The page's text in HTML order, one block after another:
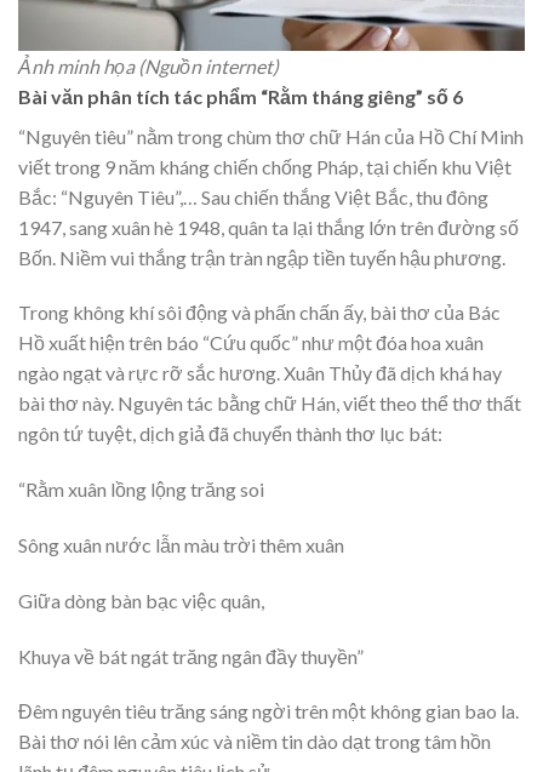
Ảnh minh họa (Nguồn internet)
Bài văn phân tích tác phẩm “Rằm tháng giêng” số 6
“Nguyên tiêu” nằm trong chùm thơ chữ Hán của Hồ Chí Minh
viết trong 9 năm kháng chiến chống Pháp, tại chiến khu Việt
Bắc: “Nguyên Tiêu”,… Sau chiến thắng Việt Bắc, thu đông
1947, sang xuân hè 1948, quân ta lại thắng lớn trên đường số
Bốn. Niềm vui thắng trận tràn ngập tiền tuyến hậu phương.
Trong không khí sôi động và phấn chấn ấy, bài thơ của Bác
Hồ xuất hiện trên báo “Cứu quốc” như một đóa hoa xuân
ngào ngạt và rực rỡ sắc hương. Xuân Thủy đã dịch khá hay
bài thơ này. Nguyên tác bằng chữ Hán, viết theo thể thơ thất
ngôn tứ tuyệt, dịch giả đã chuyển thành thơ lục bát:
“Rằm xuân lồng lộng trăng soi
Sông xuân nước lẫn màu trời thêm xuân
Giữa dòng bàn bạc việc quân,
Khuya về bát ngát trăng ngân đầy thuyền”
Đêm nguyên tiêu trăng sáng ngời trên một không gian bao la.
Bài thơ nói lên cảm xúc và niềm tin dào dạt trong tâm hồn